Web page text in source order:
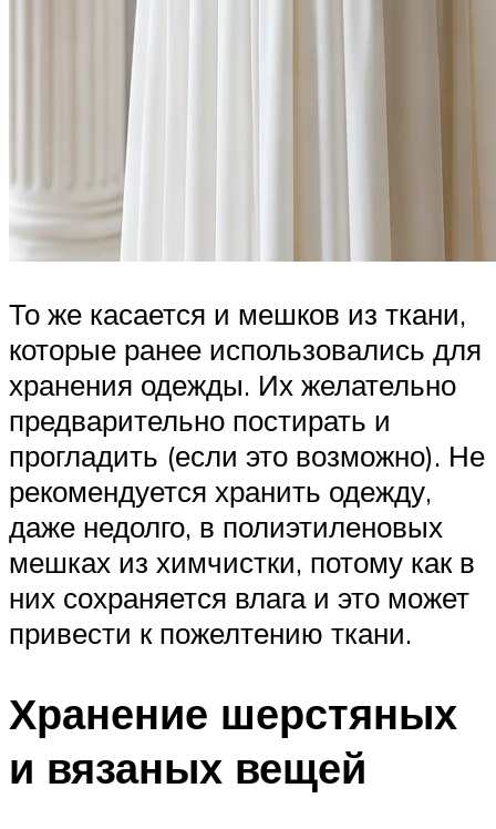
То же касается и мешков из ткани,
которые ранее использовались для
хранения одежды. Их желательно
предварительно постирать и
прогладить (если это возможно). Не
рекомендуется хранить одежду,
даже недолго, в полиэтиленовых
мешках из химчистки, потому как в
них сохраняется влага и это может
привести к пожелтению ткани.
Хранение шерстяных
и вязаных вещей